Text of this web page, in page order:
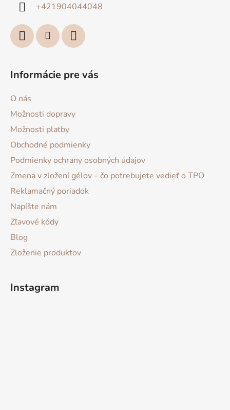
+421904044048
Informácie pre vás
O nás
Možnosti dopravy
Možnosti platby
Obchodné podmienky
Podmienky ochrany osobných údajov
Zmena v zložení gélov – čo potrebujete vedieť o TPO
Reklamačný poriadok
Napíšte nám
Zľavové kódy
Blog
Zloženie produktov
Instagram